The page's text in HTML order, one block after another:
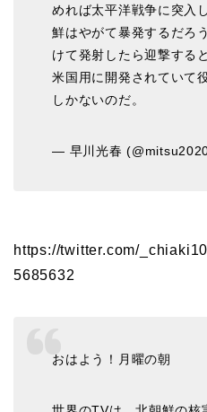
めれば太平洋戦争に突入
鮮はやがて暴発するだろ
けて発射したら迎撃する
米国用に開発されていて
しかないのだ。
— 早川光春
https://twitter.com/
5685632
おはよう！月曜の朝